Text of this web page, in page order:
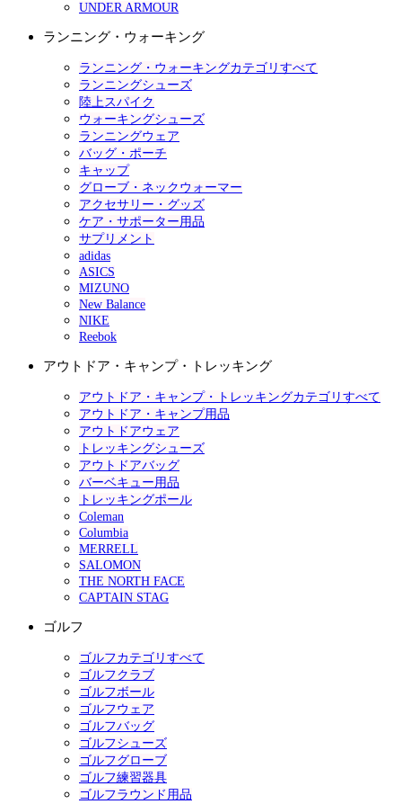
UNDER ARMOUR
ランニング・ウォーキング
ランニング・ウォーキングカテゴリすべて
ランニングシューズ
陸上スパイク
ウォーキングシューズ
ランニングウェア
バッグ・ポーチ
キャップ
グローブ・ネックウォーマー
アクセサリー・グッズ
ケア・サポーター用品
サプリメント
adidas
ASICS
MIZUNO
New Balance
NIKE
Reebok
アウトドア・キャンプ・トレッキング
アウトドア・キャンプ・トレッキングカテゴリすべて
アウトドア・キャンプ用品
アウトドアウェア
トレッキングシューズ
アウトドアバッグ
バーベキュー用品
トレッキングポール
Coleman
Columbia
MERRELL
SALOMON
THE NORTH FACE
CAPTAIN STAG
ゴルフ
ゴルフカテゴリすべて
ゴルフクラブ
ゴルフボール
ゴルフウェア
ゴルフバッグ
ゴルフシューズ
ゴルフグローブ
ゴルフ練習器具
ゴルフラウンド用品